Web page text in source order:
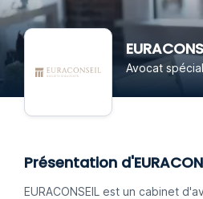
Avocat
Présentation
EURACONSEIL est un cabinet